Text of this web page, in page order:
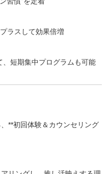
ラスして効果倍増
短期集中プログラムも可能
**初回体験＆カウンセリング